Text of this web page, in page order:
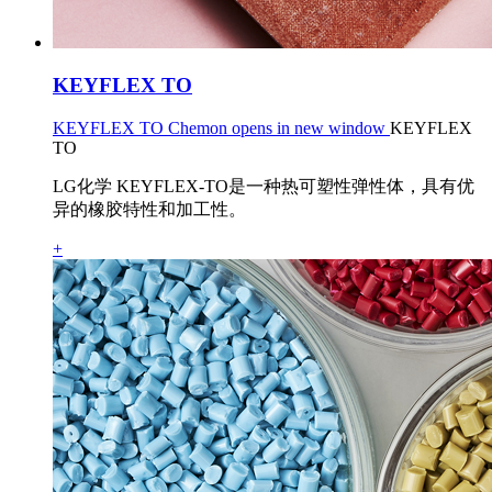
KEYFLEX TO
KEYFLEX TO Chemon opens in new window KEYFLEX
TO
LG化学 KEYFLEX-TO是一种热可塑性弹性体，具有优
异的橡胶特性和加工性。
+